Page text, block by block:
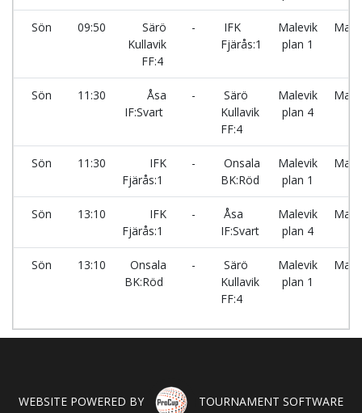
Sön 09:50
Särö
Kullavik
FF:4
-
IFK
Fjärås:1
Malevik
plan 1
Sön 11:30
Åsa
IF:Svart
-
Särö
Kullavik
FF:4
Malevik
plan 4
Sön 11:30
IFK
Fjärås:1
-
Onsala
BK:Röd
Malevik
plan 1
Sön 13:10
IFK
Fjärås:1
-
Åsa
IF:Svart
Malevik
plan 4
Sön 13:10
Onsala
BK:Röd
-
Särö
Kullavik
FF:4
Malevik
plan 1
WEBSITE POWERED BY TOURNAMENT SOFTWARE